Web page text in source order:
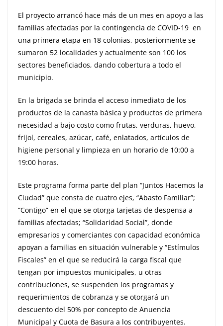
El proyecto arrancó hace más de un mes en apoyo a las
familias afectadas por la contingencia de COVID-19 en
una primera etapa en 18 colonias, posteriormente se
sumaron 52 localidades y actualmente son 100 los
sectores beneficiados, dando cobertura a todo el
municipio.
En la brigada se brinda el acceso inmediato de los
productos de la canasta básica y productos de primera
necesidad a bajo costo como frutas, verduras, huevo,
frijol, cereales, azúcar, café, enlatados, artículos de
higiene personal y limpieza en un horario de 10:00 a
19:00 horas.
Este programa forma parte del plan “Juntos Hacemos la
Ciudad” que consta de cuatro ejes, “Abasto Familiar”;
“Contigo” en el que se otorga tarjetas de despensa a
familias afectadas; “Solidaridad Social”, donde
empresarios y comerciantes con capacidad económica
apoyan a familias en situación vulnerable y “Estímulos
Fiscales” en el que se reducirá la carga fiscal que
tengan por impuestos municipales, u otras
contribuciones, se suspenden los programas y
requerimientos de cobranza y se otorgará un
descuento del 50% por concepto de Anuencia
Municipal y Cuota de Basura a los contribuyentes.